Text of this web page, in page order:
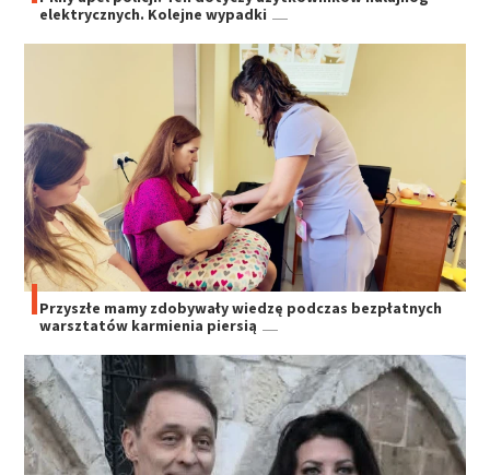
elektrycznych. Kolejne wypadki
Przyszłe mamy zdobywały wiedzę podczas bezpłatnych
warsztatów karmienia piersią